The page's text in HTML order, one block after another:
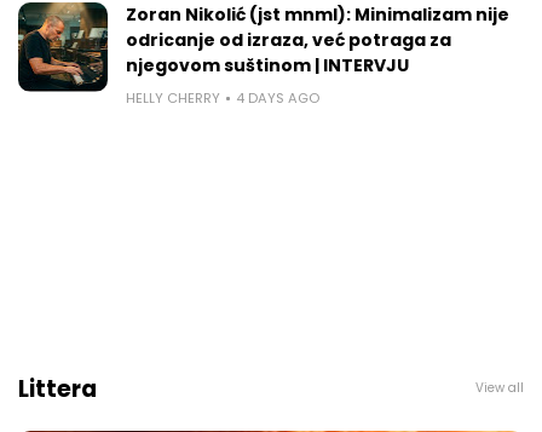
Zoran Nikolić (jst mnml): Minimalizam nije
odricanje od izraza, već potraga za
njegovom suštinom | INTERVJU
HELLY CHERRY 4 DAYS AGO
Littera View all